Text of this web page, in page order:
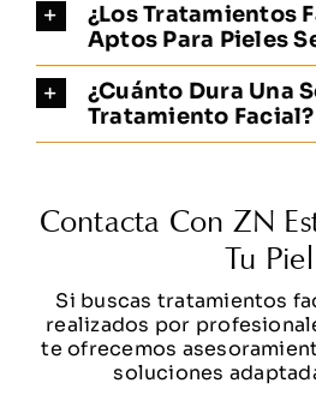
¿Los Tratamientos
Aptos Para Pieles
¿Cuánto Dura Una
Tratamiento Facial?
Contacta Con ZN
Tu Piel
Si buscas tratamientos
realizados por
te ofrecemos
soluciones